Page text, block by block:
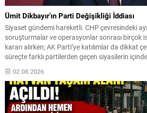
Ümit Dikbayır’ın Parti Değişikliği İddiası
Siyaset gündemi hareketli. CHP çevresindeki
soruşturmalar ve operasyonlar sonrası birçok
kararı alırken; AK Parti’ye katılımlar da dikkat
süreçte farklı partilerden geçen siyasilerin
öne çıktığı gözlendi. Sakarya Milletvekili Ümit
dönemde en çok konuşulan konu, tekrar bir...
02.08.2026